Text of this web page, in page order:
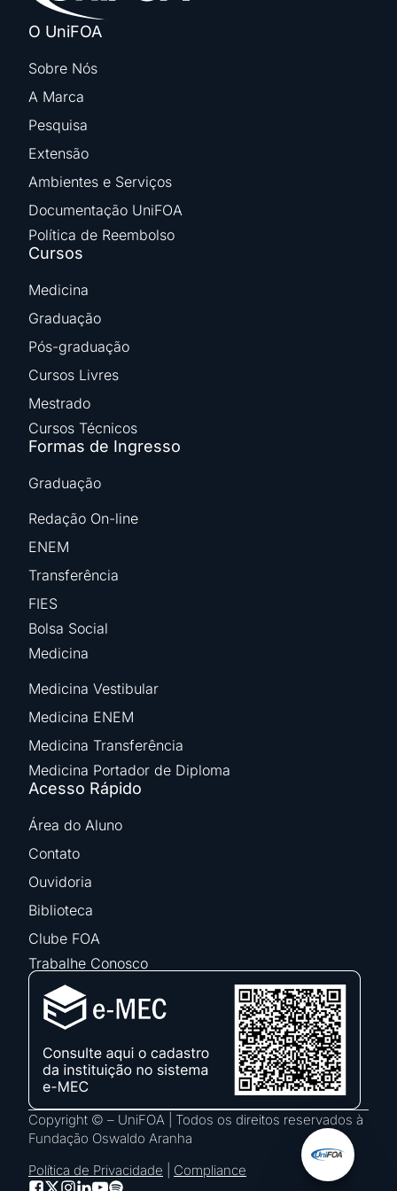
O UniFOA
Sobre Nós
A Marca
Pesquisa
Extensão
Ambientes e Serviços
Documentação UniFOA
Política de Reembolso
Cursos
Medicina
Graduação
Pós-graduação
Cursos Livres
Mestrado
Cursos Técnicos
Formas de Ingresso
Graduação
Redação On-line
ENEM
Transferência
FIES
Bolsa Social
Medicina
Medicina Vestibular
Medicina ENEM
Medicina Transferência
Medicina Portador de Diploma
Acesso Rápido
Área do Aluno
Contato
Ouvidoria
Biblioteca
Clube FOA
Trabalhe Conosco
Copyright © – UniFOA | Todos os direitos reservados à
Fundação Oswaldo Aranha
Política de Privacidade
Compliance